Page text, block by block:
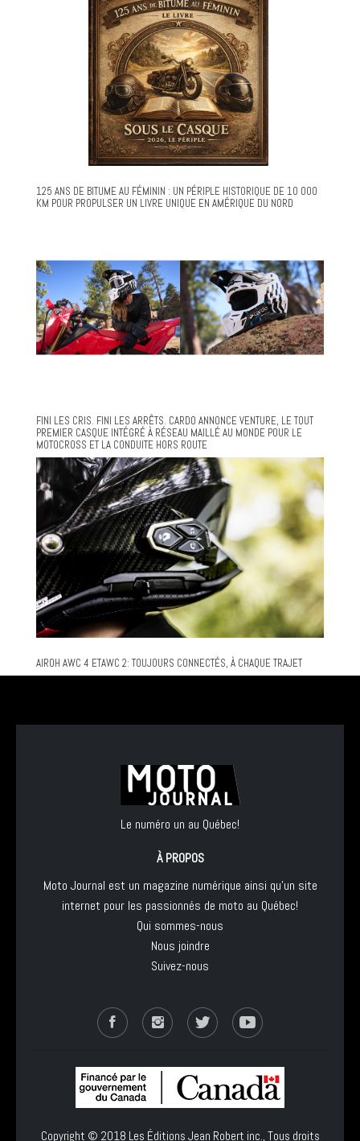
125 ANS DE BITUME AU FÉMININ : UN PÉRIPLE HISTORIQUE DE 10 000
KM POUR PROPULSER UN LIVRE UNIQUE EN AMÉRIQUE DU NORD
FINI LES CRIS. FINI LES ARRÊTS. CARDO ANNONCE VENTURE, LE TOUT
PREMIER CASQUE INTÉGRÉ À RÉSEAU MAILLÉ AU MONDE POUR LE
MOTOCROSS ET LA CONDUITE HORS ROUTE
AIROH AWC 4 ETAWC 2: TOUJOURS CONNECTÉS, À CHAQUE TRAJET
Le numéro un au Québec!
À PROPOS
Moto Journal est un magazine numérique ainsi qu'un site
internet pour les passionnés de moto au Québec!
Qui sommes-nous
Nous joindre
Suivez-nous
Copyright © 2018 Les Éditions Jean Robert inc., Tous droits